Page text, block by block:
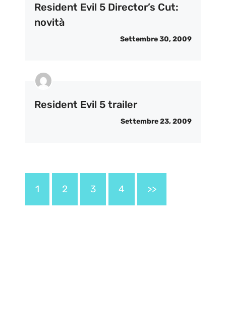
Resident Evil 5 Director’s Cut:
novità
Settembre 30, 2009
Resident Evil 5 trailer
Settembre 23, 2009
1 2 3 4 >>